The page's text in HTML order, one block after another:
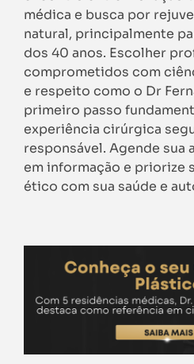
médica e busca por
natural, principalmente
dos 40 anos. Escolher
comprometidos com
e respeito como o Dr
primeiro passo
experiência cirúrgica
responsável. Agende sua
em informação e priorize
ético com sua saúde e